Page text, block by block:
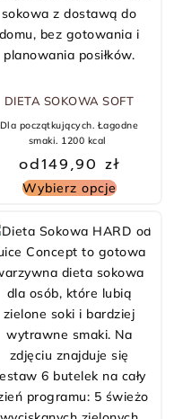
DIETA SOKOWA SOFT
Dla początkujących. Łagodne
smaki. 1200 kcal
od149,90 zł
Wybierz opcje